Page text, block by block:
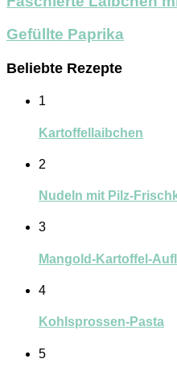
Gefüllte Paprika
Beliebte Rezepte
1
Kartoffellaibchen
2
Nudeln mit Pilz-
3
Mangold-Kartoffel-
4
Kohlsprossen-Pasta
5